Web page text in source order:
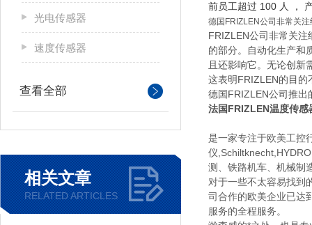
光电传感器
速度传感器
查看全部
相关文章
RELATED ARTICLES
前员工超过 100 人 ，
德国FRIZLEN公司非常关
FRIZLEN公司非常关
的部分。自动化生产和
且还影响它。无论创
这表明FRIZLEN的目的
德国FRIZLEN公司推出
法国FRIZLEN温度传感
是一家专注于欧美工控
仪
测、铁路机车、机械制
对于一些不太容易找到
司合作的欧美企业已达
服务的全程服务。